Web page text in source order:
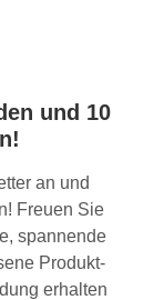
und 10
an und
Freuen Sie
spannende
Produkt-
erhalten